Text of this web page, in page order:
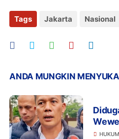
Tags Jakarta Nasional
ANDA MUNGKIN